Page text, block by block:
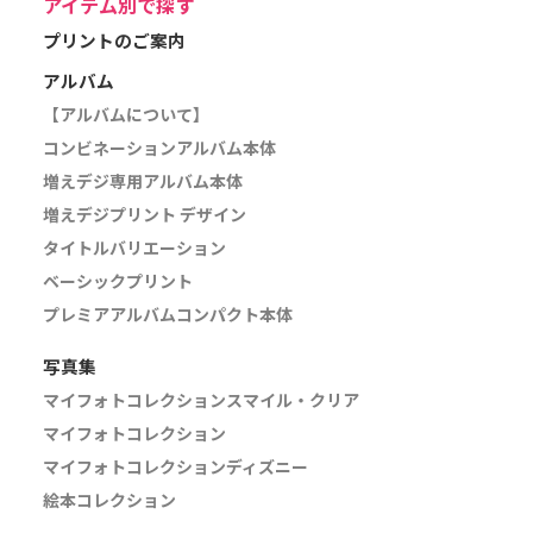
プリントのご案内
アルバム
【アルバムについて】
コンビネーションアルバム本体
増えデジ専用アルバム本体
増えデジプリント デザイン
タイトルバリエーション
ベーシックプリント
プレミアアルバムコンパクト本体
写真集
マイフォトコレクションスマイル・クリア
マイフォトコレクション
マイフォトコレクションディズニー
絵本コレクション